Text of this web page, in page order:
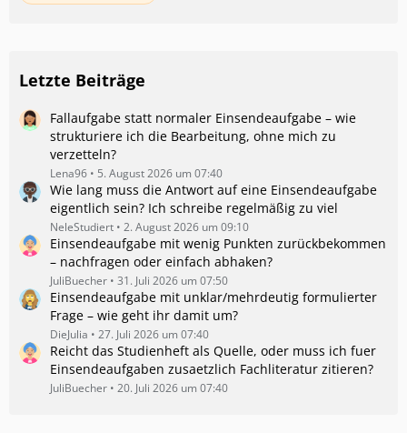
Letzte Beiträge
Fallaufgabe statt normaler Einsendeaufgabe – wie
strukturiere ich die Bearbeitung, ohne mich zu
verzetteln?
Lena96 5. August 2026 um 07:40
Wie lang muss die Antwort auf eine Einsendeaufgabe
eigentlich sein? Ich schreibe regelmäßig zu viel
NeleStudiert 2. August 2026 um 09:10
Einsendeaufgabe mit wenig Punkten zurückbekommen
– nachfragen oder einfach abhaken?
JuliBuecher 31. Juli 2026 um 07:50
Einsendeaufgabe mit unklar/mehrdeutig formulierter
Frage – wie geht ihr damit um?
DieJulia 27. Juli 2026 um 07:40
Reicht das Studienheft als Quelle, oder muss ich fuer
Einsendeaufgaben zusaetzlich Fachliteratur zitieren?
JuliBuecher 20. Juli 2026 um 07:40